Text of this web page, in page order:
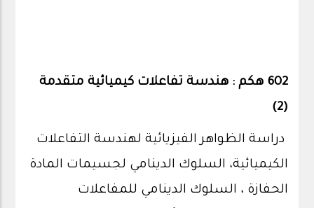
602 هكم : هندسة تفاعلات كيميائية متقدمة
(2)
دراسة الظواهر الفيزيائية لهندسة التفاعلات
الكيميائية، السلوك الدينامي لجسيمات المادة
الحفازة ، السلوك الدينامي للمفاعلات